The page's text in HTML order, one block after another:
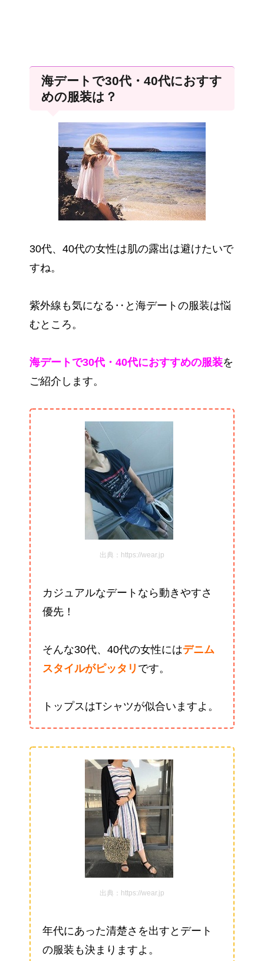
海デートで30代・40代におすす
めの服装は？
30代、40代の女性は肌の露出は避けたいで
すね。
紫外線も気になる‥と海デートの服装は悩
むところ。
海デートで30代・40代におすすめの服装を
ご紹介します。
出典：https://wear.jp
カジュアルなデートなら動きやすさ
優先！
そんな30代、40代の女性にはデニム
スタイルがピッタリ です。
トップスはTシャツが似合いますよ。
出典：https://wear.jp
年代にあった清楚さを出すとデート
の服装も決まりますよ。